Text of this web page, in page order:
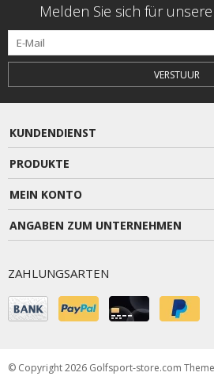
Melden Sie sich für
VERSTUUR
KUNDENDIENST
PRODUKTE
MEIN KONTO
ANGABEN ZUM UNTERNEHMEN
ZAHLUNGSARTEN
© Copyright 2026 Golfsport-store.com